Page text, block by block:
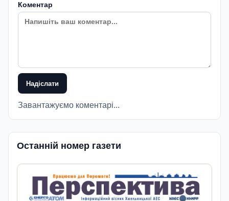
Коментар
Надіслати
Завантажуємо коментарі...
Останній номер газети